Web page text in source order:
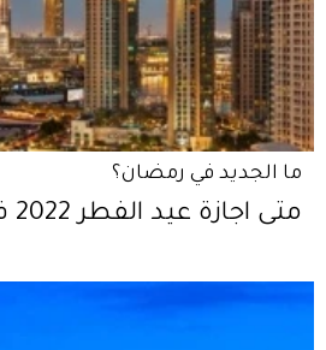
ما الجديد في رمضان؟
متى اجازة عيد الفطر 2022 في الامارات؟